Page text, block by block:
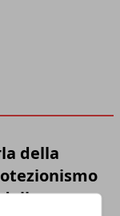
della